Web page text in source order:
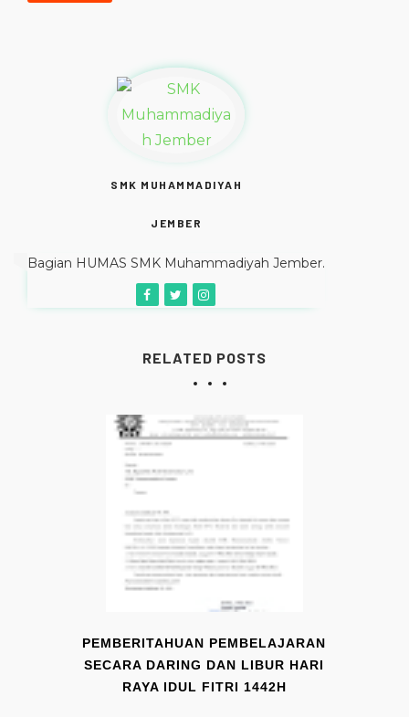
SMK MUHAMMADIYAH
JEMBER
Bagian HUMAS SMK Muhammadiyah Jember.
RELATED POSTS
PEMBERITAHUAN PEMBELAJARAN
SECARA DARING DAN LIBUR HARI
RAYA IDUL FITRI 1442H